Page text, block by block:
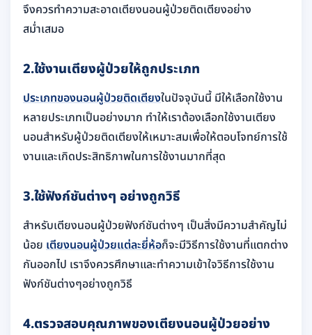
จึงควรทำความสะอาดเตียงนอนผู้ป่วยติดเตียงอย่าง
สม่ำเสมอ
2.ใช้งานเตียงผู้ป่วยให้ถูกประเภท
ประเภทของนอนผู้ป่วยติดเตียงในปัจจุบันนี้ มีให้เลือกใช้งาน
หลายประเภทเป็นอย่างมาก ทำให้เราต้องเลือกใช้งานเตียง
นอนสำหรับผู้ป่วยติดเตียงให้เหมาะสมเพื่อให้ตอบโจทย์การใช้
งานและเกิดประสิทธิภาพในการใช้งานมากที่สุด
3.ใช้ฟังก์ชันต่างๆ อย่างถูกวิธี
สำหรับเตียงนอนผู้ป่วยฟังก์ชันต่างๆ เป็นสิ่งมีความสำคัญไม่
น้อย เตียงนอนผู้ป่วยแต่ละยี่ห้อก็จะมีวิธีการใช้งานที่แตกต่าง
กันออกไป เราจึงควรศึกษาและทำความเข้าใจวิธีการใช้งาน
ฟังก์ชันต่างๆอย่างถูกวิธี
4.ตรวจสอบคุณภาพของเตียงนอนผู้ป่วยอย่าง